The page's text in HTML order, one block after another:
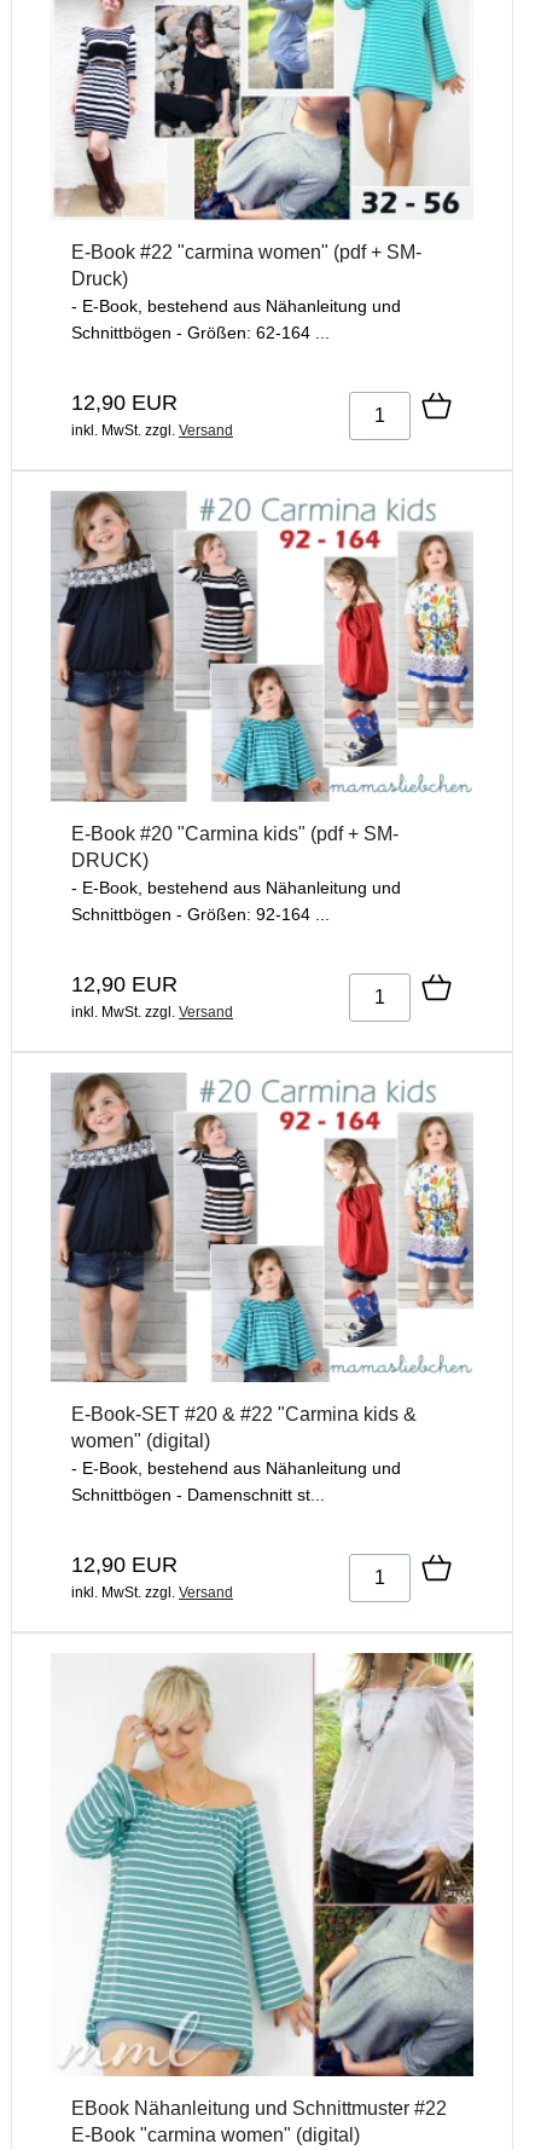
E-Book #22 "carmina women" (pdf + SM-
Druck)
- E-Book, bestehend aus Nähanleitung und
Schnittbögen - Größen: 62-164 ...
12,90 EUR
inkl. MwSt. zzgl. Versand
E-Book #20 "Carmina kids" (pdf + SM-
DRUCK)
- E-Book, bestehend aus Nähanleitung und
Schnittbögen - Größen: 92-164 ...
12,90 EUR
inkl. MwSt. zzgl. Versand
E-Book-SET #20 & #22 "Carmina kids &
women" (digital)
- E-Book, bestehend aus Nähanleitung und
Schnittbögen - Damenschnitt st...
12,90 EUR
inkl. MwSt. zzgl. Versand
EBook Nähanleitung und Schnittmuster #22
E-Book "carmina women" (digital)